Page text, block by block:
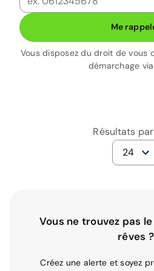
Me
Vous disposez du droit de vous
démarchage via
Résultats
24
Vous ne trouvez pas
rêves ?
Créez une alerte et soyez